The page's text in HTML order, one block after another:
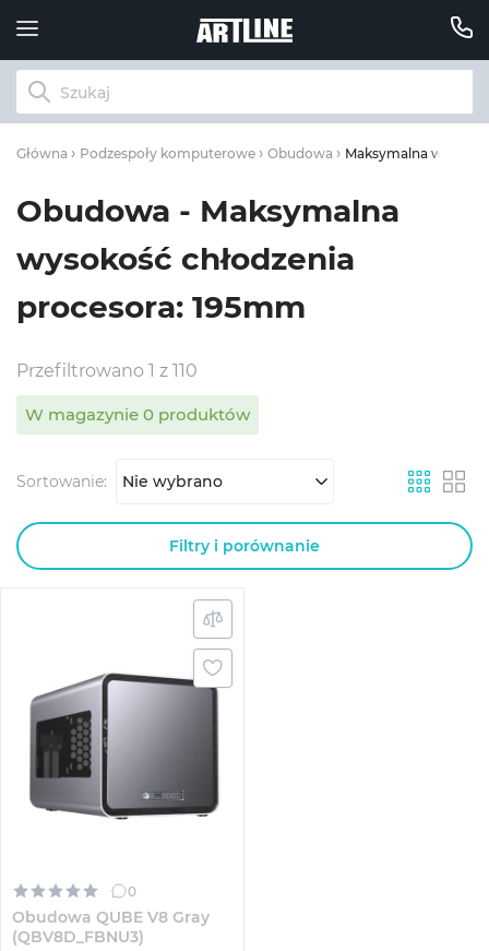
Główna Podzespoły komputerowe Obudowa Maksymalna
Obudowa - Maksymalna
wysokość chłodzenia
procesora: 195mm
Przefiltrowano 1 z 110
W magazynie 0 produktów
Sortowanie: Nie wybrano
Filtry i porównanie
0
Obudowa QUBE V8 Gray
(QBV8D_FBNU3)